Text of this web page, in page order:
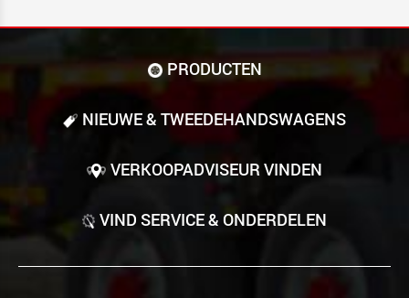
PRODUCTEN
NIEUWE & TWEEDE­HANDS­WAGENS
VERKOOPADVISEUR VINDEN
VIND SERVICE & ONDERDELEN